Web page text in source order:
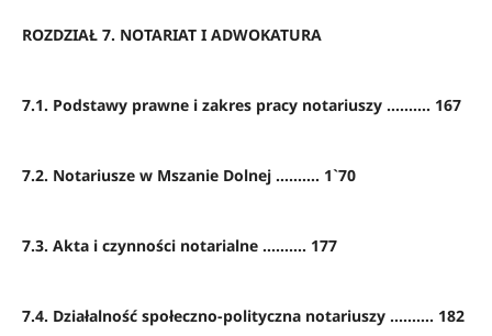
ROZDZIAŁ 7. NOTARIAT I ADWOKATURA
7.1. Podstawy prawne i zakres pracy notariuszy ………. 167
7.2. Notariusze w Mszanie Dolnej ………. 1`70
7.3. Akta i czynności notarialne ………. 177
7.4. Działalność społeczno-polityczna notariuszy ………. 182